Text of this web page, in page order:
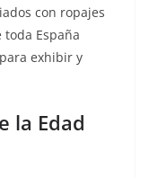
con ropajes
toda España
exhibir y
la Edad